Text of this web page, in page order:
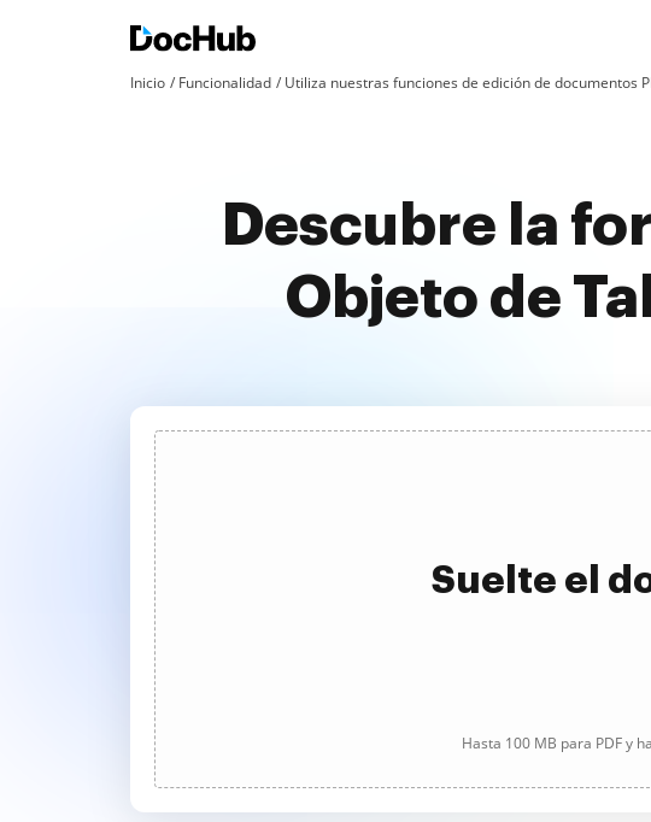
Inicio Funcionalidad Utiliza nuestras funciones de edición de documentos
Descubre la
Objeto de
Suelte el
Hasta 100 MB para PDF y